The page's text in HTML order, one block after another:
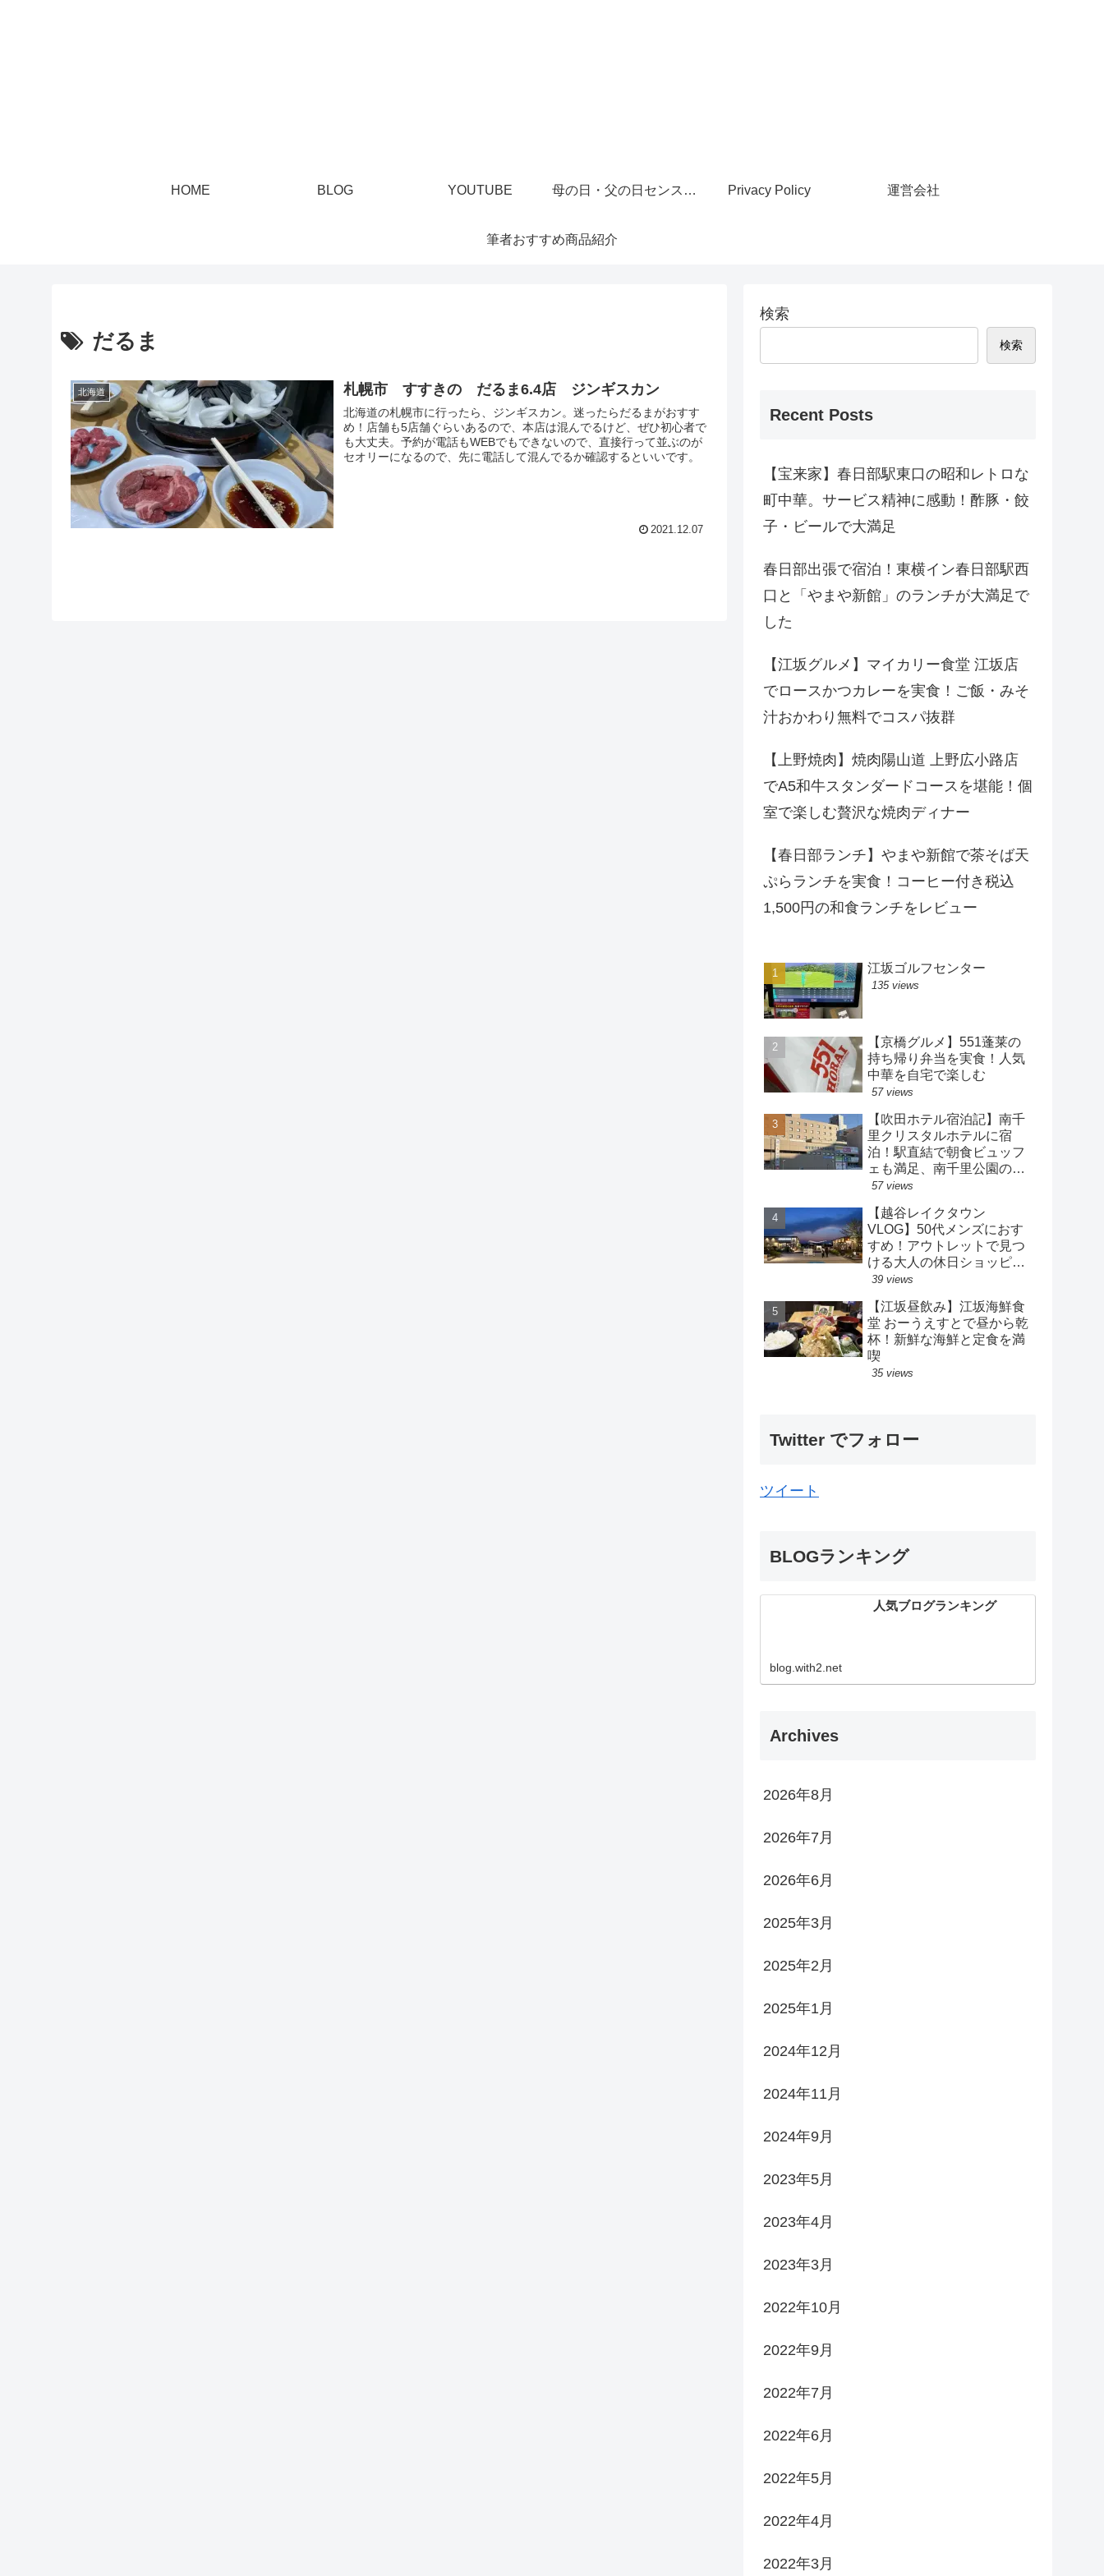
HOME BLOG YOUTUBE 母の日・父の日センスあるプレゼント Privacy Policy 運営会社
筆者おすすめ商品紹介
だるま
北海道 札幌市 すすきの だるま6.4店 ジンギスカン
北海道の札幌市に行ったら、ジンギスカン。迷ったらだるまがおすす
め！店舗も5店舗ぐらいあるので、本店は混んでるけど、ぜひ初心者で
も大丈夫。予約が電話もWEBでもできないので、直接行って並ぶのが
セオリーになるので、先に電話して混んでるか確認するといいです。
2021.12.07
検索
検索
Recent Posts
【宝来家】春日部駅東口の昭和レトロな
町中華。サービス精神に感動！酢豚・餃
子・ビールで大満足
春日部出張で宿泊！東横イン春日部駅西
口と「やまや新館」のランチが大満足で
した
【江坂グルメ】マイカリー食堂 江坂店
でロースかつカレーを実食！ご飯・みそ
汁おかわり無料でコスパ抜群
【上野焼肉】焼肉陽山道 上野広小路店
でA5和牛スタンダードコースを堪能！個
室で楽しむ贅沢な焼肉ディナー
【春日部ランチ】やまや新館で茶そば天
ぷらランチを実食！コーヒー付き税込
1,500円の和食ランチをレビュー
江坂ゴルフセンター
135 views
【京橋グルメ】551蓬莱の
持ち帰り弁当を実食！人気
中華を自宅で楽しむ
57 views
【吹田ホテル宿泊記】南千
里クリスタルホテルに宿
泊！駅直結で朝食ビュッフ
ェも満足、南千里公園の散
策も楽しめるホテル
57 views
【越谷レイクタウン
VLOG】50代メンズにおす
すめ！アウトレットで見つ
ける大人の休日ショッピン
グ
39 views
【江坂昼飲み】江坂海鮮食
堂 おーうえすとで昼から乾
杯！新鮮な海鮮と定食を満
喫
35 views
Twitter でフォロー
ツイート
BLOGランキング
人気ブログランキング
blog.with2.net
Archives
2026年8月
2026年7月
2026年6月
2025年3月
2025年2月
2025年1月
2024年12月
2024年11月
2024年9月
2023年5月
2023年4月
2023年3月
2022年10月
2022年9月
2022年7月
2022年6月
2022年5月
2022年4月
2022年3月